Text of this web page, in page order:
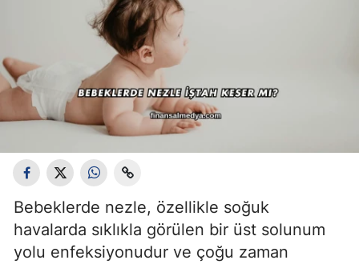
Bebeklerde nezle, özellikle soğuk
havalarda sıklıkla görülen bir üst solunum
yolu enfeksiyonudur ve çoğu zaman